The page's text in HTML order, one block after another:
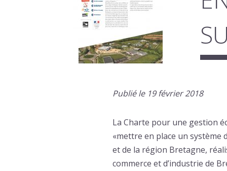
Publié le 19 février 2018
La Charte pour une gestion
«mettre en place un système
et de la région Bretagne,
commerce et d’industrie de